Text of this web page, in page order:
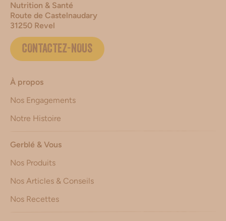
Nutrition & Santé
Route de Castelnaudary
31250 Revel
CONTACTEZ-NOUS
À propos
Nos Engagements
Notre Histoire
Gerblé & Vous
Nos Produits
Nos Articles & Conseils
Nos Recettes